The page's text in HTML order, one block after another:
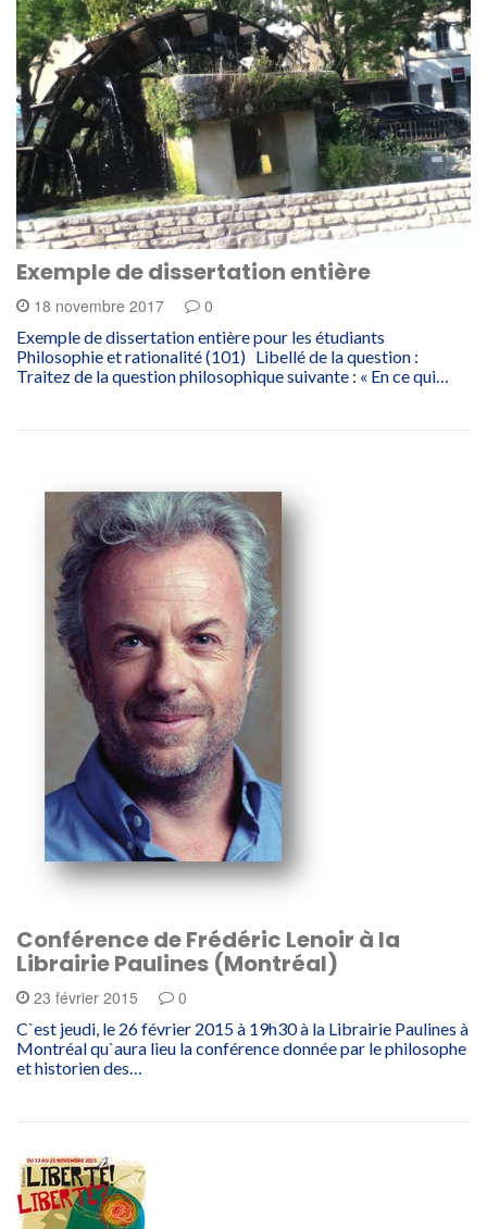
Exemple de dissertation entière
18 novembre 2017 0
Exemple de dissertation entière pour les étudiants
Philosophie et rationalité (101) Libellé de la question :
Traitez de la question philosophique suivante : « En ce qui…
Conférence de Frédéric Lenoir à la
Librairie Paulines (Montréal)
23 février 2015 0
C`est jeudi, le 26 février 2015 à 19h30 à la Librairie Paulines à
Montréal qu`aura lieu la conférence donnée par le philosophe
et historien des…